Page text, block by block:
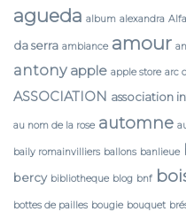
agueda album alexandra
da serra ambiance amour
antony apple apple store arc
ASSOCIATION association
au nom de la rose automne
baily romainvilliers ballons banlieue
bercy bibliotheque blog bnf
bottes de pailles bougie bouquet